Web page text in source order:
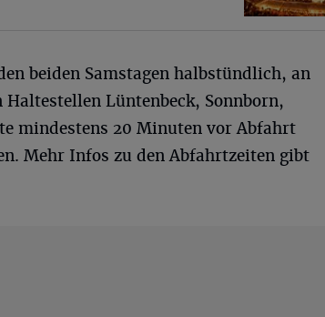
beiden Samstagen halbstündlich, an
Lüntenbeck, Sonnborn,
mindestens 20 Minuten vor Abfahrt
Mehr Infos zu den Abfahrtzeiten gibt